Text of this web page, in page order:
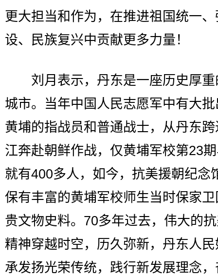
更大担当和作为，在推进祖国统一
设、民族复兴中贡献更多力量！
刘月表示，丹东是一座历史厚重
城市。当年中国人民志愿军中有大
黄埔的指战员和普通战士，从丹东
江奔赴朝鲜作战，仅黄埔军校第23
就有400多人，如今，抗美援朝纪念
保有丰富的黄埔军校师生当时保家
贵文物史料。70多年过去，伟大的
精神穿越时空，历久弥新，丹东人
承发扬光荣传统，践行新发展理念